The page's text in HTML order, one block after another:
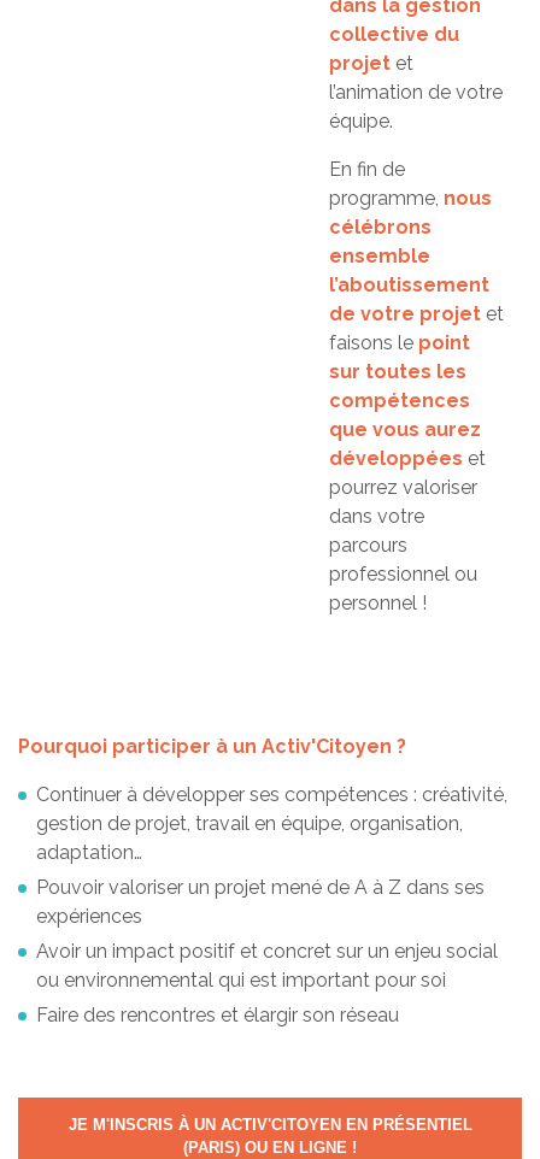
dans la gestion
collective du
projet et
l’animation de votre
équipe.
En fin de
programme, nous
célébrons
ensemble
l’aboutissement
de votre projet et
faisons le point
sur toutes les
compétences
que vous aurez
développées et
pourrez valoriser
dans votre
parcours
professionnel ou
personnel !
Pourquoi participer à un Activ'Citoyen ?
Continuer à développer ses compétences : créativité,
gestion de projet, travail en équipe, organisation,
adaptation…
Pouvoir valoriser un projet mené de A à Z dans ses
expériences
Avoir un impact positif et concret sur un enjeu social
ou environnemental qui est important pour soi
Faire des rencontres et élargir son réseau
JE M'INSCRIS À UN ACTIV'CITOYEN EN PRÉSENTIEL
(PARIS) OU EN LIGNE !